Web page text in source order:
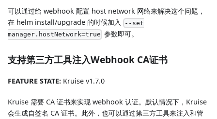
可以通过给 webhook 配置 host network 网络来解决这个问题，
在 helm install/upgrade 的时候加入
--set
manager.hostNetwork=true 参数即可。
支持第三方工具注入Webhook CA证书
FEATURE STATE: Kruise v1.7.0
Kruise 需要 CA 证书来实现 webhook 认证。默认情况下，Kruise
会生成自签名 CA 证书。此外，也可以通过第三方工具来注入和管